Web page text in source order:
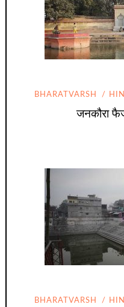
BHARATVARSH
जनकौरा
BHARATVARSH